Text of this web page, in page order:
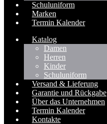
Schuluniform
Marken
Termin Kalender
Katalog
Damen
Herren
Kinder
Schuluniform
Versand & Lieferung
Garantie und Rückgabe
Über das Unternehmen
Termin Kalender
Kontakte